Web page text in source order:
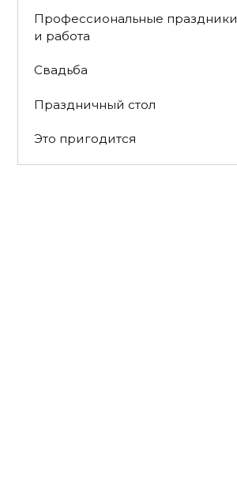
Профессиональные праздники
и работа
Свадьба
Праздничный стол
Это пригодится